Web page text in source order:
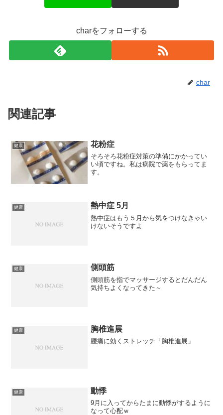
charをフォローする
char
関連記事
健康 花粉症
そろそろ花粉症対策の準備にかかってい
い頃ですね。私は病院で薬をもらってま
す。
健康 熱中症 5月
熱中症はもう５月から気をつけなきゃい
けないそうですよ
健康 側頭筋
側頭筋を指でマッサージするとだんだん
気持ちよくなってきた～
健康 胸椎進展
腰痛に効くストレッチ「胸椎進展」
健康 動悸
9月に入ってからたまに動悸がするように
なって心配ｗ